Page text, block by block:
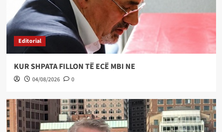
Editorial
KUR SHPATA FILLON TË ECË MBI NE
04/08/2026 0